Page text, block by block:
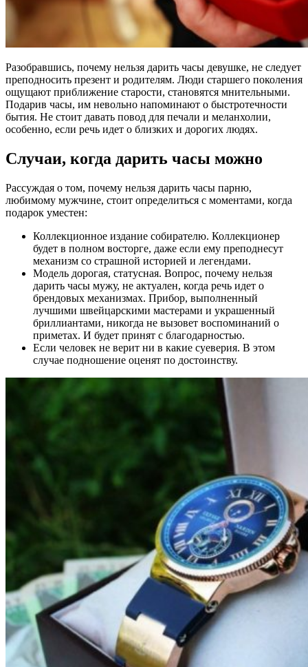
Разобравшись, почему нельзя дарить часы девушке, не следует
преподносить презент и родителям. Люди старшего поколения
ощущают приближение старости, становятся мнительными.
Подарив часы, им невольно напоминают о быстротечности
бытия. Не стоит давать повод для печали и меланхолии,
особенно, если речь идет о близких и дорогих людях.
Случаи, когда дарить часы можно
Рассуждая о том, почему нельзя дарить часы парню,
любимому мужчине, стоит определиться с моментами, когда
подарок уместен:
Коллекционное издание собирателю. Коллекционер
будет в полном восторге, даже если ему преподнесут
механизм со страшной историей и легендами.
Модель дорогая, статусная. Вопрос, почему нельзя
дарить часы мужу, не актуален, когда речь идет о
брендовых механизмах. Прибор, выполненный
лучшими швейцарскими мастерами и украшенный
бриллиантами, никогда не вызовет воспоминаний о
приметах. И будет принят с благодарностью.
Если человек не верит ни в какие суеверия. В этом
случае подношение оценят по достоинству.